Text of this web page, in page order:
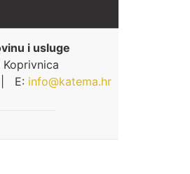
i usluge
E: info@katema.hr